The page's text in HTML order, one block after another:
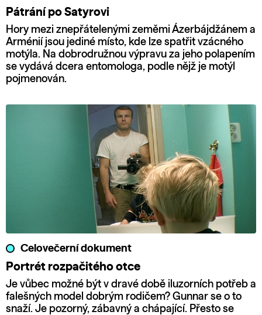
Pátrání po Satyrovi
Hory mezi znepřátelenými zeměmi Ázerbájdžánem a
Arménií jsou jediné místo, kde lze spatřit vzácného
motýla. Na dobrodružnou výpravu za jeho polapením
se vydává dcera entomologa, podle nějž je motýl
pojmenován.
Celovečerní dokument
Portrét rozpačitého otce
Je vůbec možné být v dravé době iluzorních potřeb a
falešných model dobrým rodičem? Gunnar se o to
snaží. Je pozorný, zábavný a chápající. Přesto se